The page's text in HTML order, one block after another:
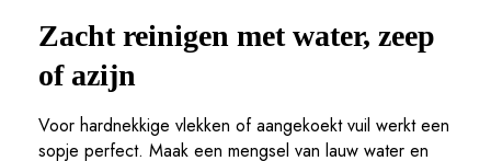
Zacht reinigen met water, zeep
of azijn
Voor hardnekkige vlekken of aangekoekt vuil werkt een
sopje perfect. Maak een mengsel van lauw water en